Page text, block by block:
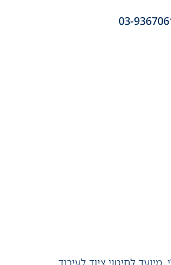
03-
לחיטוי ציוד לעיבוד